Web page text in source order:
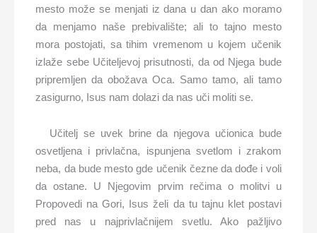
mesto može se menjati iz dana u dan ako moramo
da menjamo naše prebivalište; ali to tajno mesto
mora postojati, sa tihim vremenom u kojem učenik
izlaže sebe Učiteljevoj prisutnosti, da od Njega bude
pripremljen da obožava Oca. Samo tamo, ali tamo
zasigurno, Isus nam dolazi da nas uči moliti se.
Učitelj se uvek brine da njegova učionica bude
osvetljena i privlačna, ispunjena svetlom i zrakom
neba, da bude mesto gde učenik čezne da dođe i voli
da ostane. U Njegovim prvim rečima o molitvi u
Propovedi na Gori, Isus želi da tu tajnu klet postavi
pred nas u najprivlačnijem svetlu. Ako pažljivo